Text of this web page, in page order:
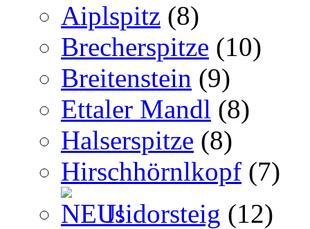
Aiplspitz (8)
Brecherspitze (10)
Breitenstein (9)
Ettaler Mandl (8)
Halserspitze (8)
Hirschhörnlkopf (7)
Isidorsteig (12)